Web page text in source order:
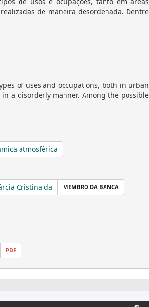
de maneira desordenada. Dentre
of uses and occupations, both in urban
a disorderly manner. Among the possible
atmosférica
Cristina da MEMBRO DA BANCA
PDF